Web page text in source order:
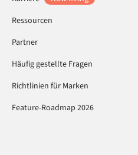
Ressourcen
Partner
Häufig gestellte Fragen
Richtlinien für Marken
Feature-Roadmap 2026